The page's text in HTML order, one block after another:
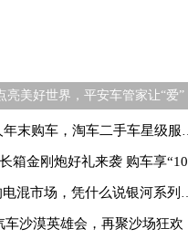
亮美好世界，平安车管家让“爱”
车，淘车二手车星级服务“照亮”春节回家路
金刚炮好礼来袭 购车享“1000抵6000”
市场，凭什么说银河系列让人看好？
车沙漠英雄会，再聚沙场狂欢